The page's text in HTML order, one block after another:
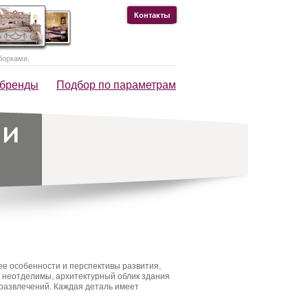
Подбор по параметрам
Контакты
особенности и перспективы развития,
архитектурный облик здания
Каждая деталь имеет